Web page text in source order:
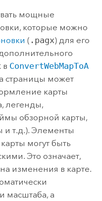
мощные
которые можно
( .pagx) для его
в ConvertWebMapToA
страницы может
карты
легенды,
обзорной карты,
и т.д.). Элементы
могут быть
Это означает,
изменения в карте.
масштаба, а